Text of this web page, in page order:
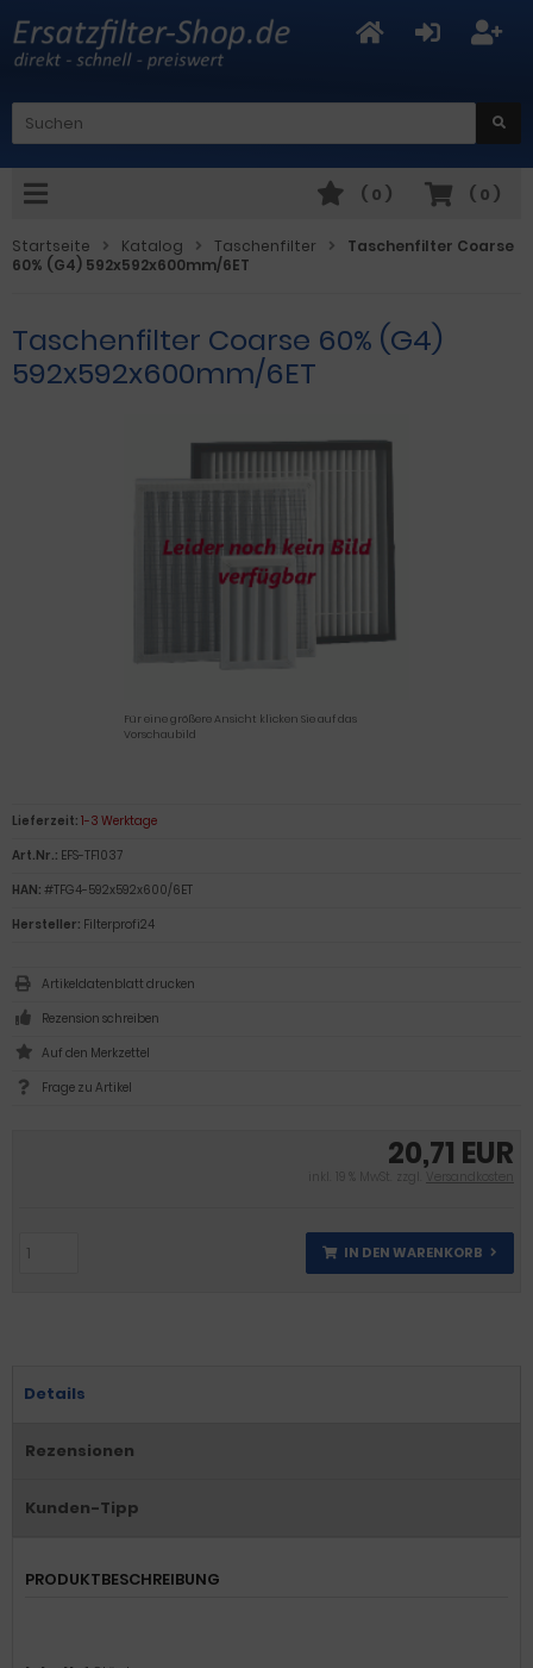
( 0 )
( 0 )
Startseite Katalog Taschenfilter
Taschenfilter Coarse
60% (G4) 592x592x600mm/6ET
Taschenfilter Coarse 60% (G4)
592x592x600mm/6ET
Für eine größere Ansicht klicken Sie auf das
Vorschaubild
20,71 EUR
inkl. 19 % MwSt. zzgl. Versandkosten
IN DEN WARENKORB
Lieferzeit: 1-3 Werktage
Art.Nr.: EFS-TF1037
HAN: #TFG4-592x592x600/6ET
Hersteller: Filterprofi24
Artikeldatenblatt drucken
Rezension schreiben
Frage zu Artikel
Details
Rezensionen
Kunden-Tipp
PRODUKTBESCHREIBUNG